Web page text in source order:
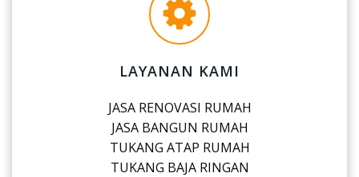
LAYANAN KAMI
JASA RENOVASI RUMAH
JASA BANGUN RUMAH
TUKANG ATAP RUMAH
TUKANG BAJA RINGAN